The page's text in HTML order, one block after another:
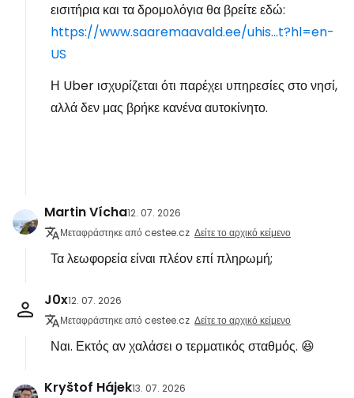
εισιτήρια και τα δρομολόγια θα βρείτε εδώ:
https://www.saaremaavald.ee/uhis...t?hl=en-
US
Η Uber ισχυρίζεται ότι παρέχει υπηρεσίες στο νησί,
αλλά δεν μας βρήκε κανένα αυτοκίνητο.
Martin Vícha12. 07. 2026
Μεταφράστηκε από cestee.cz Δείτε το αρχικό κείμενο
Τα λεωφορεία είναι πλέον επί πληρωμή;
J0x12. 07. 2026
Μεταφράστηκε από cestee.cz Δείτε το αρχικό κείμενο
Ναι. Εκτός αν χαλάσει ο τερματικός σταθμός. 😆
Kryštof Hájek13. 07. 2026